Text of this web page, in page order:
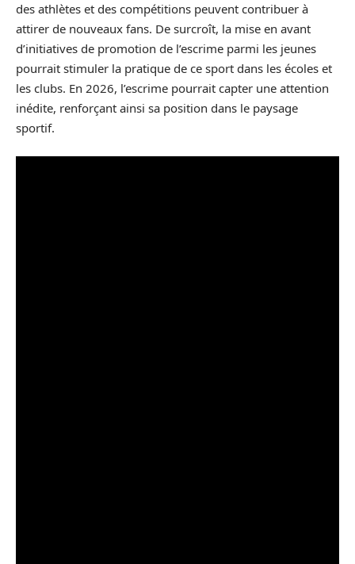
des athlètes et des compétitions peuvent contribuer à
attirer de nouveaux fans. De surcroît, la mise en avant
d’initiatives de promotion de l’escrime parmi les jeunes
pourrait stimuler la pratique de ce sport dans les écoles et
les clubs. En 2026, l’escrime pourrait capter une attention
inédite, renforçant ainsi sa position dans le paysage
sportif.